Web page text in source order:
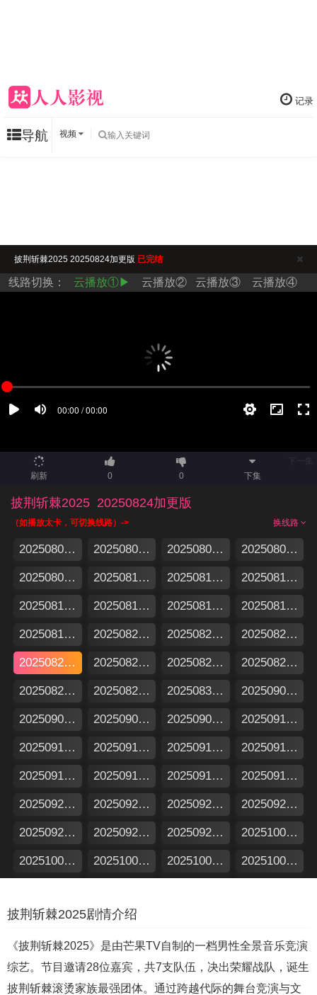
记录
导航 视频
披荆斩棘2025 20250824加更版 已完结
刷新 0 0 下集
披荆斩棘2025 20250824加更版
换线路
（如播放太卡，可切换线路）->
20250806滚烫集结号 20250808上 20250808中 20250808舞台纯享
20250809下 20250810一公真人秀（上） 20250811一公真人秀 下 20250813漂流计划
20250814超前营业 20250815上 20250815下 20250815纯享版
20250817加更版 20250821超前营业 20250822上 20250822下
20250824加更版 20250827漂流计划 20250828超前营业 20250829上
20250829下 20250829舞台纯享 20250831加更版 20250904超前营业
20250905上 20250905下 20250907加更版 20250910漂流计划
20250911超前营业 20250912上 20250912下 20250912舞台纯享
20250914加更版 20250918超前营业 20250919上 20250919下
20250921加更版 20250924漂流计划 20250925超前营业 20250926上
20250926下 20250926舞台纯享 20250928加更版 20251002超前营业
20251003上 20251003下 20251005加更版 20251008漂流计划
20251012加更版
20251019加更版 20251022番外微综 20251023番外微综 20251024
20251024舞台纯享 20251025纯享典藏版
披荆斩棘2025剧情介绍
《披荆斩棘2025》是由芒果TV自制的一档男性全景音乐竞演
综艺。节目邀请28位嘉宾，共7支队伍，决出荣耀战队，诞生
披荆斩棘滚烫家族最强团体。通过跨越代际的舞台竞演与文